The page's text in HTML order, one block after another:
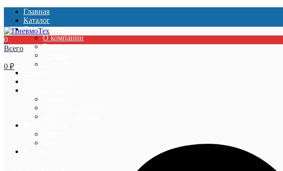
Главная
Каталог
О компании
О компании
Вакансии
0
Всего
0 ₽